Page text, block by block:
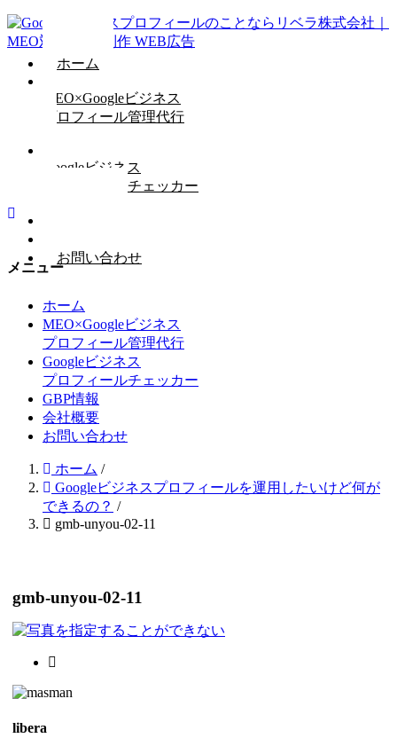
ホーム
MEO×Googleビジネス
プロフィール管理代行
Googleビジネス
プロフィールチェッカー
お問い合わせ
メニュー
ホーム
MEO×Googleビジネス
プロフィール管理代行
Googleビジネス
プロフィールチェッカー
GBP情報
会社概要
お問い合わせ
ホーム /
Googleビジネスプロフィールを運用したいけど何が
できるの？ /
gmb-unyou-02-11
gmb-unyou-02-11
libera